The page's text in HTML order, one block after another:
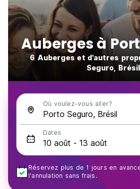
Auberges à
6 Auberges et d'autres
Seguro, Brésil
Où voulez-vous aller?
Dates
Réservez plus de 1 jours en
l'annulation sans frais.